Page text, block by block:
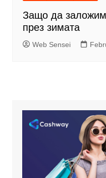
Защо да
през зимата
Web Sensei